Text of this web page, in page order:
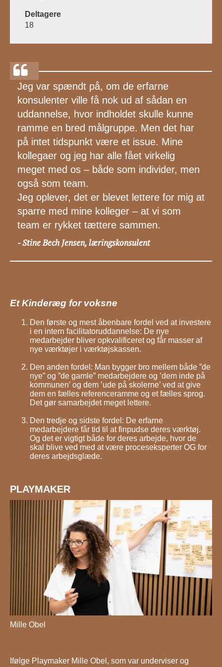
Deltagere
18
Jeg var spændt på, om de erfarne
konsulenter ville få nok ud af sådan en
uddannelse, hvor indholdet skulle kunne
ramme en bred målgruppe. Men det har
på intet tidspunkt være et issue. Mine
kollegaer og jeg har alle fået virkelig
meget med os – både som individer, men
også som team.
Jeg oplever, det er blevet lettere for mig at
sparre med mine kolleger – at vi som
team er rykket tættere sammen.
-Stine Bech Jensen, læringskonsulent
Et Kinderæg for voksne
Den første og mest åbenbare fordel ved at investere
i en intern facilitatoruddannelse: De nye
medarbejder bliver opkvalificeret og får masser af
nye værktøjer i værktøjskassen.
Den anden fordel: Man bygger bro mellem både ”de
nye” og ”de gamle” medarbejdere og ’dem inde på
kommunen’ og dem ’ude på skolerne’ ved at give
dem en fælles referenceramme og et fælles sprog.
Det gør samarbejdet meget lettere.
Den tredje og sidste fordel: De erfarne
medarbejdere får tid til at finpudse deres værktøj.
Og det er vigtigt både for deres arbejde, hvor de
skal blive ved med at være proceseksperter OG for
deres arbejdsglæde.
PLAYMAKER
Mille Obel
Ifølge Playmaker Mille Obel, som var underviser og